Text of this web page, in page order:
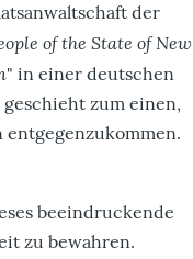
der
of the State of New
" in einer deutschen
zum einen,
beeindruckende
zu bewahren.